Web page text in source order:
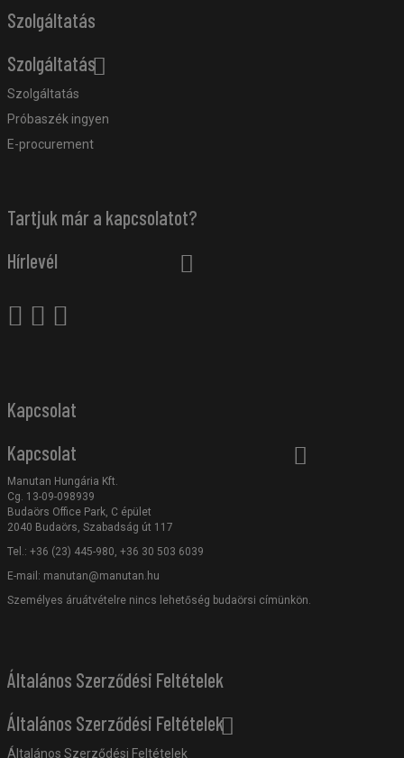
Szolgáltatás
Szolgáltatás
Szolgáltatás
Próbaszék ingyen
E-procurement
Tartjuk már a kapcsolatot?
Hírlevél
Kapcsolat
Kapcsolat
Manutan Hungária Kft.
Cg. 13-09-098939
Budaörs Office Park, C épület
2040 Budaörs, Szabadság út 117
Tel.: +36 (23) 445-980, +36 30 503 6039
E-mail: manutan@manutan.hu
Személyes áruátvételre nincs lehetőség budaörsi címünkön.
Általános Szerződési Feltételek
Általános Szerződési Feltételek
Általános Szerződési Feltételek